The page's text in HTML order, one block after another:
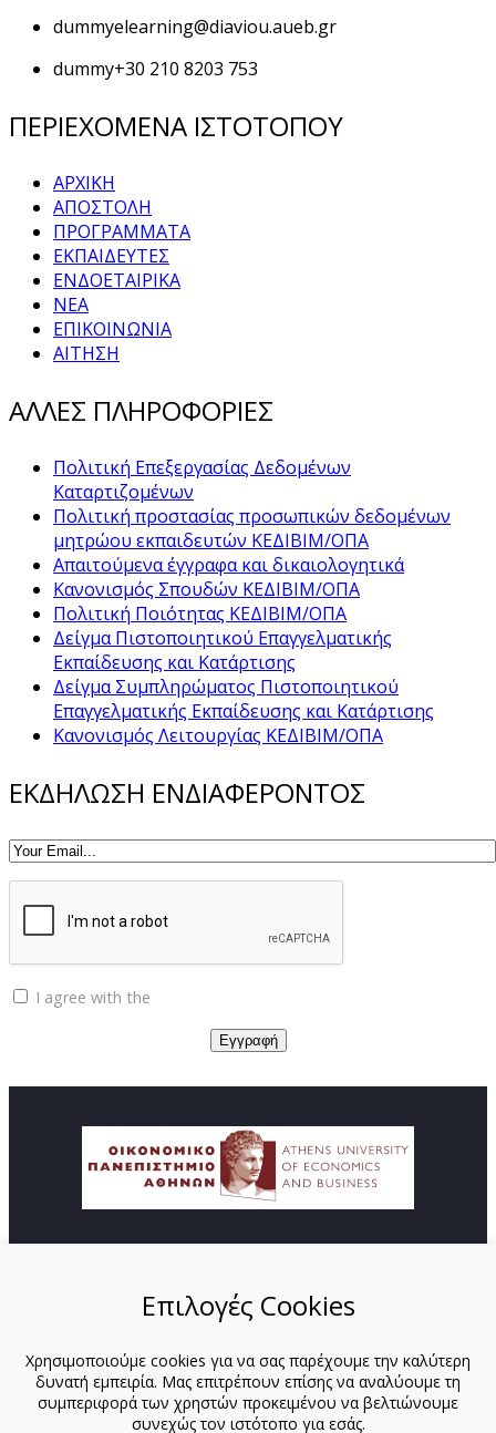
dummyelearning@diaviou.aueb.gr
dummy+30 210 8203 753
ΠΕΡΙΕΧΟΜΕΝΑ ΙΣΤΟΤΟΠΟΥ
ΑΡΧΙΚΗ
ΑΠΟΣΤΟΛΗ
ΠΡΟΓΡΑΜΜΑΤΑ
ΕΚΠΑΙΔΕΥΤΕΣ
ΕΝΔΟΕΤΑΙΡΙΚΑ
ΝΕΑ
ΕΠΙΚΟΙΝΩΝΙΑ
ΑΙΤΗΣΗ
ΑΛΛΕΣ ΠΛΗΡΟΦΟΡΙΕΣ
Πολιτική Επεξεργασίας Δεδομένων
Καταρτιζομένων
Πολιτική προστασίας προσωπικών δεδομένων
μητρώου εκπαιδευτών ΚΕΔΙΒΙΜ/ΟΠΑ
Απαιτούμενα έγγραφα και δικαιολογητικά
Κανονισμός Σπουδών ΚΕΔΙΒΙΜ/ΟΠΑ
Πολιτική Ποιότητας ΚΕΔΙΒΙΜ/ΟΠΑ
Δείγμα Πιστοποιητικού Επαγγελματικής
Εκπαίδευσης και Κατάρτισης
Δείγμα Συμπληρώματος Πιστοποιητικού
Επαγγελματικής Εκπαίδευσης και Κατάρτισης
Κανονισμός Λειτουργίας ΚΕΔΙΒΙΜ/ΟΠΑ
ΕΚΔΗΛΩΣΗ ΕΝΔΙΑΦΕΡΟΝΤΟΣ
I agree with the
ΑΠΟΣΤΟΛΗ
ΠΡΟΓΡΑΜΜΑΤΑ
ΕΚΠΑΙΔΕΥΤΕΣ
ΕΚΠΑΙΔΕΥΤΕΣ-ΟΠΑ
Επιλογές Cookies
Χρησιμοποιούμε cookies για να σας παρέχουμε την καλύτερη
δυνατή εμπειρία. Μας επιτρέπουν επίσης να αναλύουμε τη
συμπεριφορά των χρηστών προκειμένου να βελτιώνουμε
συνεχώς τον ιστότοπο για εσάς.